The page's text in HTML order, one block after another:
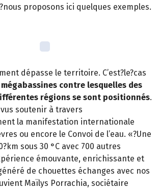
proposons ici quelques exemples.
dépasse le territoire. C’est?le?cas
mégabassines contre lesquelles des
régions se sont positionnés.
vus soutenir à travers
la manifestation internationale
ou encore le Convoi de l’eau. «?Une
sous 30 °C avec 700 autres
émouvante, enrichissante et
de chouettes échanges avec nos
Maïlys Porrachia, sociétaire